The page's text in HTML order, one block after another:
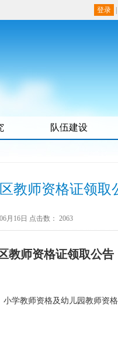
登录
队伍建设
教师资格证领取
月16日 点击数： 2063
教师资格证领取公告
学教师资格及幼儿园教师资格